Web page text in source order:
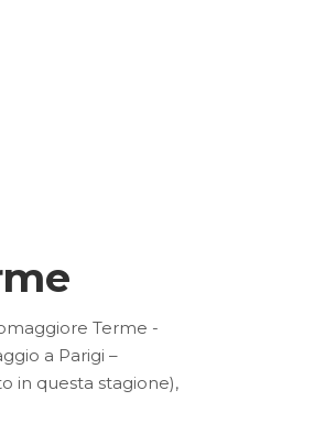
Terme -
a Parigi –
in questa stagione),